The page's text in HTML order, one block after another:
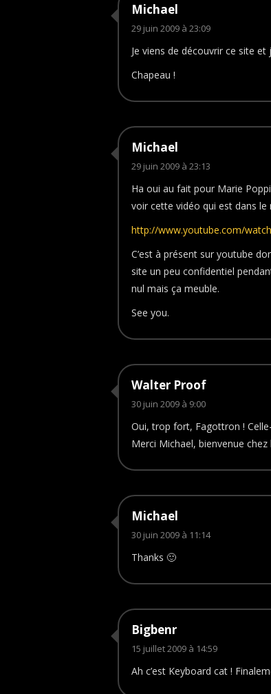
Michael
29 juin 2009 à 23:09
Je viens de découvrir ce site
Chapeau !
Michael
29 juin 2009 à 23:13
Ha oui au fait pour Marie
voir cette vidéo qui est dans le
http://www.youtube.com/
C’est à présent sur youtube
site un peu confidentiel
nul mais ça meuble.
See you.
Walter Proof
30 juin 2009 à 9:00
Oui, trop fort, Fagottron !
Merci Michael, bienvenue chez
Michael
30 juin 2009 à 11:14
Thanks 🙂
Bigbenr
15 juillet 2009 à 14:59
Ah c’est Keyboard cat !